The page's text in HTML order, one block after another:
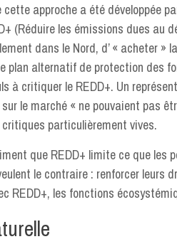
cette approche a été développée
(Réduire les émissions dues
dans le Nord, d’ « acheter
plan alternatif de protection des
à critiquer le REDD+. Un
le marché « ne pouvaient pas
particulièrement vives.
que REDD+ limite ce que les
le contraire : renforcer
REDD+, les fonctions